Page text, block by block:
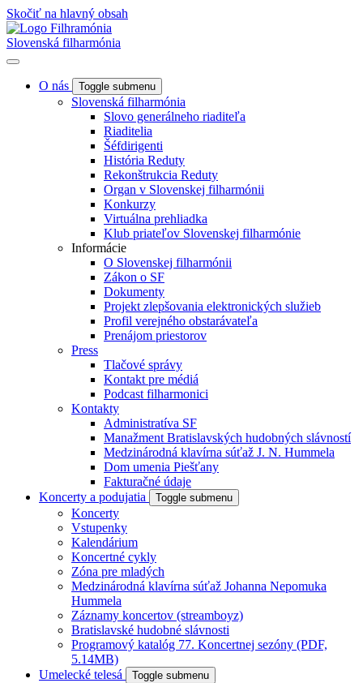
Skočiť na hlavný obsah
Slovenská filharmónia
O nás Toggle submenu
Slovenská filharmónia
Slovo generálneho riaditeľa
Riaditelia
Šéfdirigenti
História Reduty
Rekonštrukcia Reduty
Organ v Slovenskej filharmónii
Konkurzy
Virtuálna prehliadka
Klub priateľov Slovenskej filharmónie
Informácie
O Slovenskej filharmónii
Zákon o SF
Dokumenty
Projekt zlepšovania elektronických služieb
Profil verejného obstarávateľa
Prenájom priestorov
Press
Tlačové správy
Kontakt pre médiá
Podcast filharmonici
Kontakty
Administratíva SF
Manažment Bratislavských hudobných slávností
Medzinárodná klavírna súťaž J. N. Hummela
Dom umenia Piešťany
Fakturačné údaje
Koncerty a podujatia
Toggle submenu
Koncerty
Vstupenky
Kalendárium
Koncertné cykly
Zóna pre mladých
Medzinárodná klavírna súťaž Johanna Nepomuka
Hummela
Záznamy koncertov (streamboyz)
Bratislavské hudobné slávnosti
Programový katalóg 77. Koncertnej sezóny (PDF,
5.14MB)
Umelecké telesá
Toggle submenu